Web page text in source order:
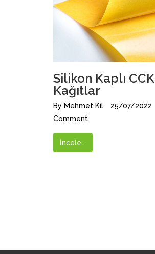
Silikon Kaplı CCK
Kağıtlar
By Mehmet Kil 25/07/2022
Comment
İncele...